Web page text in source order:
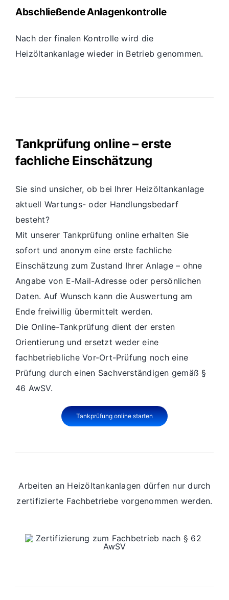
Abschließende Anlagenkontrolle
Nach der finalen Kontrolle wird die
Heizöltankanlage wieder in Betrieb genommen.
Tankprüfung online – erste
fachliche Einschätzung
Sie sind unsicher, ob bei Ihrer Heizöltankanlage
aktuell Wartungs- oder Handlungsbedarf
besteht?
Mit unserer Tankprüfung online erhalten Sie
sofort und anonym eine erste fachliche
Einschätzung zum Zustand Ihrer Anlage – ohne
Angabe von E-Mail-Adresse oder persönlichen
Daten. Auf Wunsch kann die Auswertung am
Ende freiwillig übermittelt werden.
Die Online-Tankprüfung dient der ersten
Orientierung und ersetzt weder eine
fachbetriebliche Vor-Ort-Prüfung noch eine
Prüfung durch einen Sachverständigen gemäß §
46 AwSV.
Tankprüfung online starten
Arbeiten an Heizöltankanlagen dürfen nur durch
zertifizierte Fachbetriebe vorgenommen werden.